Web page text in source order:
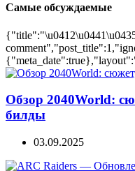
Самые обсуждаемые
Обзор 2040World:
билды
03.09.2025